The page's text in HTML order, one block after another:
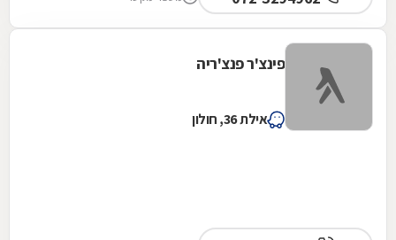
פינצ'ר פנצ'ריה
אילת 36, חולון